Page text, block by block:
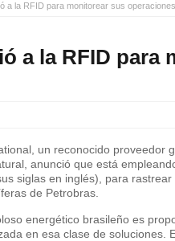
a la RFID para monitorear sus operaciones
a la RFID para
un reconocido proveedor
anunció que está
siglas en inglés), para
de Petrobras.
energético brasileño es
en esa clase de soluciones.